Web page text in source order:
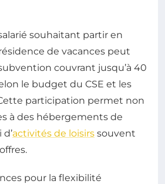
souhaitant partir en
de vacances peut
couvrant jusqu’à 40
le budget du CSE et les
participation permet non
à des hébergements de
activités de loisirs souvent
pour la flexibilité